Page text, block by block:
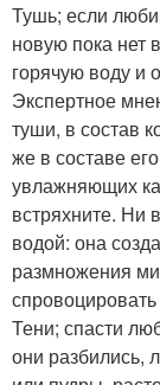
Тушь; если
новую пока нет
горячую воду и
Экспертное
туши, в состав
же в составе
увлажняющих
встряхните. Ни
водой: она
размножения
Тени; спасти
они разбились,